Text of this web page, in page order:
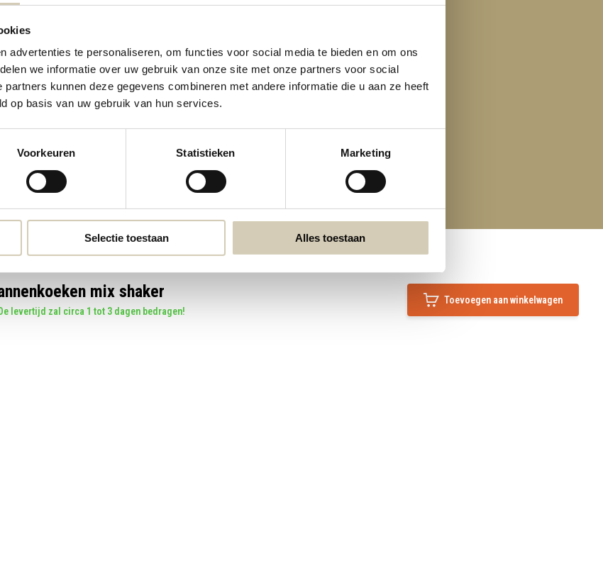
advertenties te personaliseren, om functies voor social media te bieden en om ons
we informatie over uw gebruik van onze site met onze partners voor social
kunnen deze gegevens combineren met andere informatie die u aan ze heeft
op basis van uw gebruik van hun services.
Voorkeuren Statistieken Marketing
Selectie toestaan Alles toestaan
bio Wafelmix
mix shaker
levertijd zal circa 1 tot 3 dagen bedragen!
Toevoegen aan winkelwagen